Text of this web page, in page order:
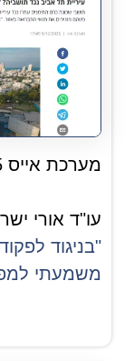
מערכת אייס 9.12.25
עו"ד אורי
"בניגוד
משמעתי